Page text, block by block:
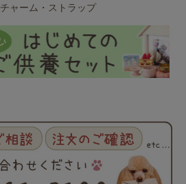
チャーム・ストラップ